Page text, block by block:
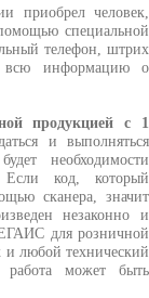
приобрел человек,
специальной
телефон, штрих
всю информацию о
продукцией с 1
и выполняться
необходимости
Если код, который
сканера, значит
незаконно и
для розничной
и любой технический
работа может быть